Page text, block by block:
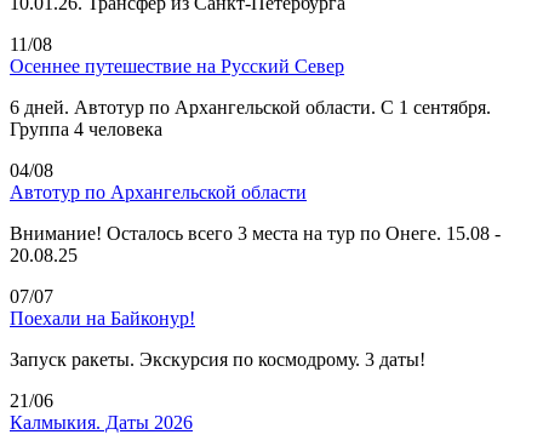
11/08
Осеннее путешествие на Русский Север
6 дней. Автотур по Архангельской области. С 1 сентября.
Группа 4 человека
04/08
Автотур по Архангельской области
Внимание! Осталось всего 3 места на тур по Онеге. 15.08 -
20.08.25
07/07
Поехали на Байконур!
Запуск ракеты. Экскурсия по космодрому. 3 даты!
21/06
Калмыкия. Даты 2026